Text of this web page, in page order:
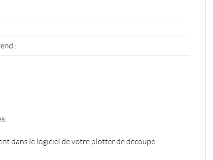
:
dans le logiciel de votre plotter de découpe.